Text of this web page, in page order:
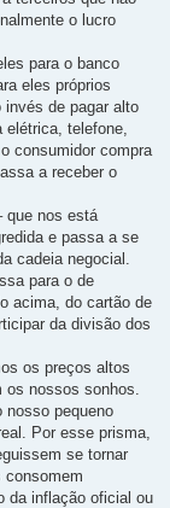
o lucro
para o banco
eles próprios
invés de pagar alto
telefone,
consumidor compra
a receber o
que nos está
e passa a se
cadeia negocial.
para o de
acima, do cartão de
da divisão dos
os preços altos
nossos sonhos.
nosso pequeno
Por esse prisma,
se tornar
consomem
da inflação oficial ou